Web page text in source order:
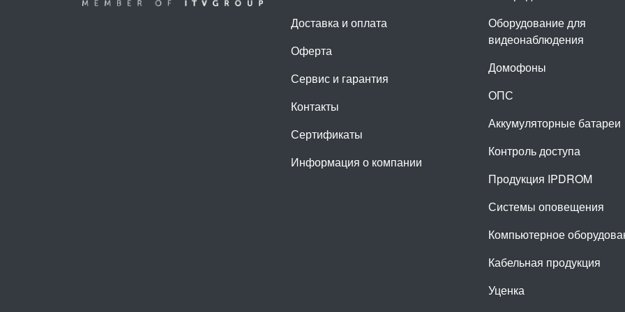
Доставка и оплата
Оферта
Сервис и гарантия
Контакты
Сертификаты
Информация о компании
Оборудование для
видеонаблюдения
Домофоны
ОПС
Аккумуляторные батареи
Контроль доступа
Продукция IPDROM
Системы оповещения
Компьютерное
Кабельная продукция
Уценка